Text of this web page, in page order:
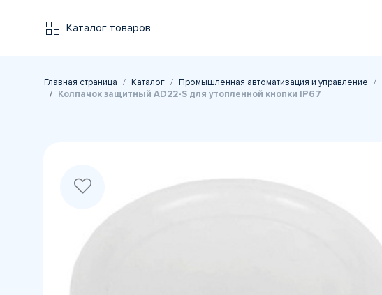
Каталог товаров
Главная страница Каталог Промышленная автоматизация и управление
Колпачок защитный AD22-S для утопленной кнопки IP67